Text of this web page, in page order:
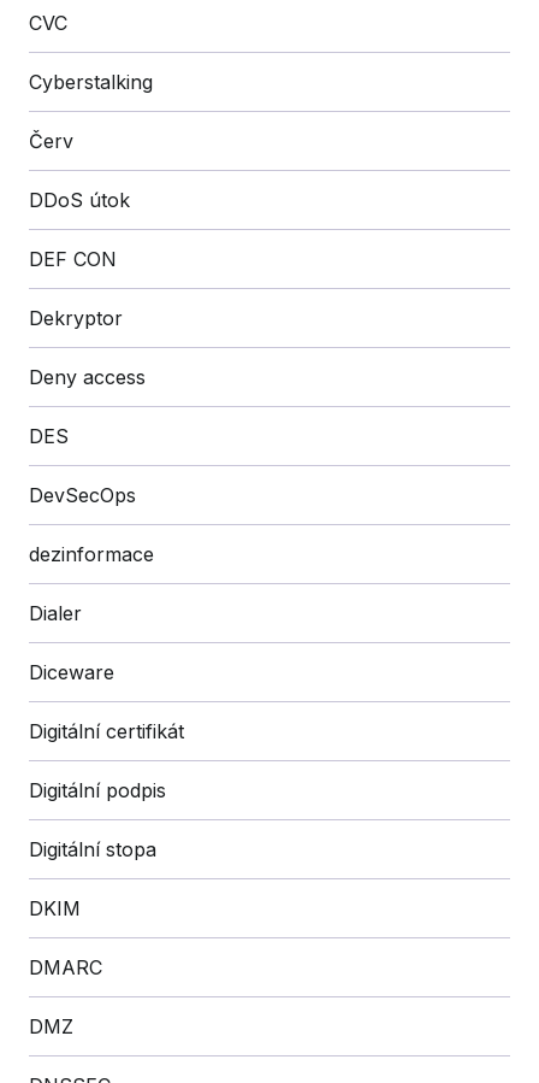
CVC
Cyberstalking
Červ
DDoS útok
DEF CON
Dekryptor
Deny access
DES
DevSecOps
dezinformace
Dialer
Diceware
Digitální certifikát
Digitální podpis
Digitální stopa
DKIM
DMARC
DMZ